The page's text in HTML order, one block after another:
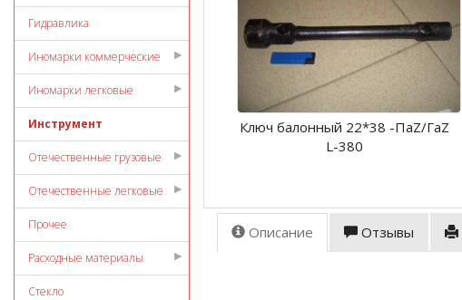
Гидравлика
Иномарки коммерческие
Иномарки легковые
Инструмент
Отечественные грузовые
Отечественные легковые
Прочее
Расходные материалы
Стекло
Ключ балонный 22*38 -ПаZ/ГаZ
L-380
Описание Отзывы